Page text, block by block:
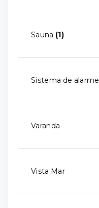
Sauna (1)
Sistema de alarme
Varanda
Vista Mar